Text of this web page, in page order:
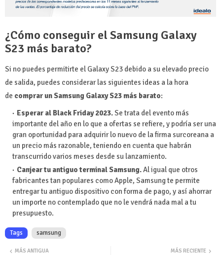
¿Cómo conseguir el Samsung Galaxy
S23 más barato?
Si no puedes permitirte el Galaxy S23 debido a su elevado precio
de salida, puedes considerar las siguientes ideas a la hora
de comprar un Samsung Galaxy S23 más barato:
Esperar al Black Friday 2023.Se trata del evento más
importante del año en lo que a ofertas se refiere, y podría ser una
gran oportunidad para adquirir lo nuevo de la firma surcoreana a
un precio más razonable, teniendo en cuenta que habrán
transcurrido varios meses desde su lanzamiento.
Canjear tu antiguo terminal Samsung.Al igual que otros
fabricantes tan populares como Apple, Samsung te permite
entregar tu antiguo dispositivo con forma de pago, y así ahorrar
un importe no contemplado que no le vendrá nada mal a tu
presupuesto.
Tags samsung
MÁS RECIENTE
MÁS ANTIGUA